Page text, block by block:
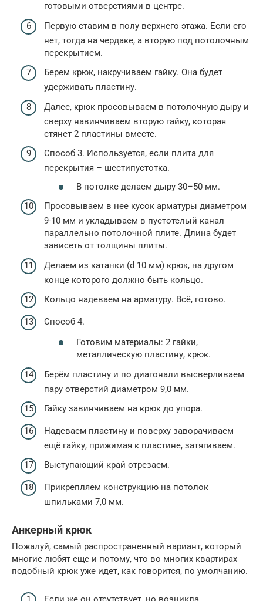
готовыми отверстиями в центре.
Первую ставим в полу верхнего этажа. Если его
нет, тогда на чердаке, а вторую под потолочным
перекрытием.
Берем крюк, накручиваем гайку. Она будет
удерживать пластину.
Далее, крюк просовываем в потолочную дыру и
сверху навинчиваем вторую гайку, которая
стянет 2 пластины вместе.
Способ 3. Используется, если плита для
перекрытия – шестипустотка.
В потолке делаем дыру 30–50 мм.
Просовываем в нее кусок арматуры диаметром
9-10 мм и укладываем в пустотелый канал
параллельно потолочной плите. Длина будет
зависеть от толщины плиты.
Делаем из катанки (d 10 мм) крюк, на другом
конце которого должно быть кольцо.
Кольцо надеваем на арматуру. Всё, готово.
Способ 4.
Готовим материалы: 2 гайки,
металлическую пластину, крюк.
Берём пластину и по диагонали высверливаем
пару отверстий диаметром 9,0 мм.
Гайку завинчиваем на крюк до упора.
Надеваем пластину и поверху заворачиваем
ещё гайку, прижимая к пластине, затягиваем.
Выступающий край отрезаем.
Прикрепляем конструкцию на потолок
шпильками 7,0 мм.
Анкерный крюк
Пожалуй, самый распространенный вариант, который
многие любят еще и потому, что во многих квартирах
подобный крюк уже идет, как говорится, по умолчанию.